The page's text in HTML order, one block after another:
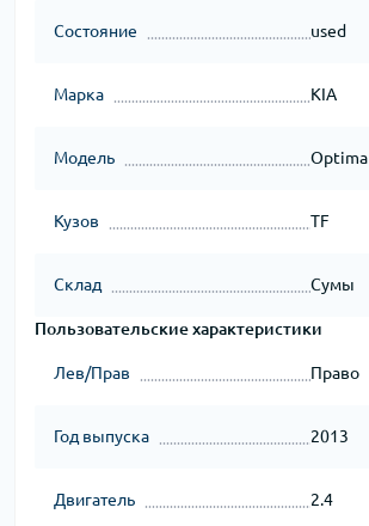
Состояние used
Марка KIA
Модель Optima
Кузов TF
Склад Сумы
Пользовательские характеристики
Лев/Прав Право
Год выпуска 2013
Двигатель 2.4